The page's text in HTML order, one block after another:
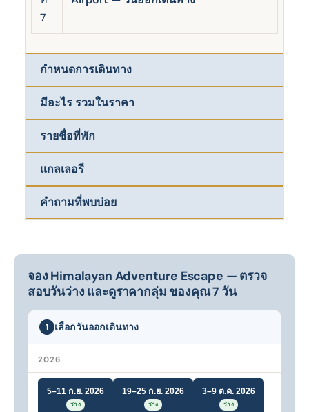
7
กำหนดการเดินทาง
มีอะไร รวมในราคา
รายชื่อที่พัก
แกลเลอรี
คำถามที่พบบ่อย
จอง Himalayan Adventure Escape — ตรวจ
สอบวันว่าง และดูราคากลุ่ม ของคุณ 7 วัน
1 เลือกวันออกเดินทาง
2026
5–11 ก.ย. 2026
ว่าง
19–25 ก.ย. 2026
ว่าง
3–9 ต.ค. 2026
ว่าง